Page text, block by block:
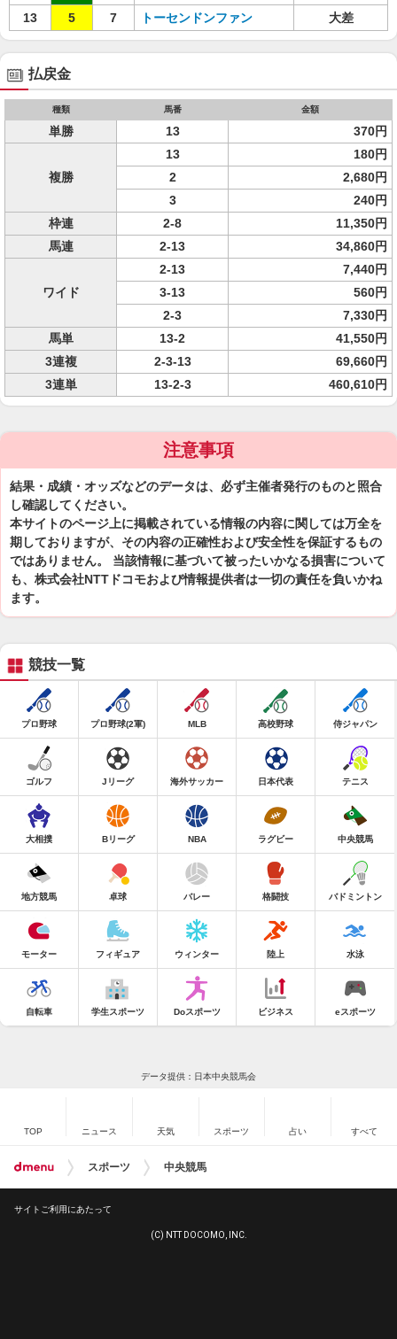
13
5 7 トーセンドンファン 大差
払戻金
種類 馬番 金額
単勝 13 370円
複勝
13
180円
2
2,680円
3
240円
枠連
2-8
11,350円
馬連
2-13 34,860円
ワイド
2-13
7,440円
3-13
560円
2-3
7,330円
馬単
13-2
41,550円
3連複
2-3-13
69,660円
3連単
13-2-3 460,610円
注意事項
結果・成績・オッズなどのデータは、必ず主催者発行のものと照合
し確認してください。
本サイトのページ上に掲載されている情報の内容に関しては万全を
期しておりますが、その内容の正確性および安全性を保証するもの
ではありません。 当該情報に基づいて被ったいかなる損害について
も、株式会社NTTドコモおよび情報提供者は一切の責任を負いかね
ます。
競技一覧
プロ野球 プロ野球(2軍) MLB 高校野球 侍ジャパン
ゴルフ Jリーグ 海外サッカー 日本代表 テニス
大相撲 Bリーグ NBA ラグビー 中央競馬
地方競馬 卓球 バレー 格闘技 バドミントン
モーター フィギュア ウィンター 陸上 水泳
自転車 学生スポーツ Doスポーツ ビジネス eスポーツ
データ提供：日本中央競馬会
TOP ニュース 天気 スポーツ 占い すべて
スポーツ 中央競馬
サイトご利用にあたって
(C) NTT DOCOMO, INC.